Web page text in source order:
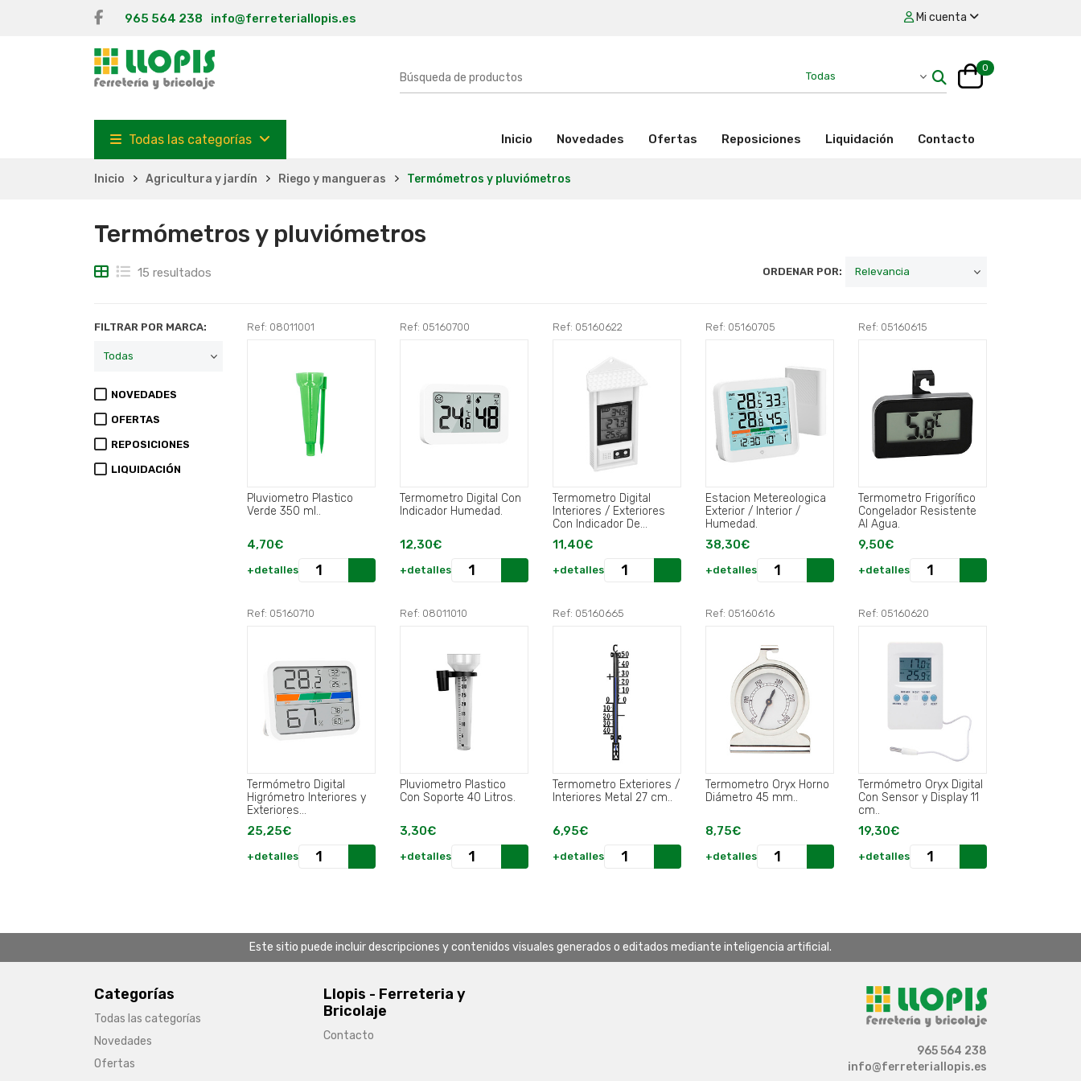
965 564 238 info@ferreteriallopis.es Mi cuenta
0
Todas las categorías Inicio (activo)Novedades Ofertas Reposiciones Liquidación Contacto
Inicio Agricultura y jardín Riego y mangueras Termómetros y pluviómetros
Termómetros y pluviómetros
15 resultados ORDENAR POR:
FILTRAR POR MARCA:
NOVEDADES
OFERTAS
REPOSICIONES
LIQUIDACIÓN
Ref: 08011001
Pluviometro Plastico
Verde 350 ml..
4,70€
+detalles
Ref: 05160700
Termometro Digital Con
Indicador Humedad.
12,30€
+detalles
Ref: 05160622
Termometro Digital
Interiores / Exteriores
Con Indicador De
Temperatura Maxima y
Minima.
11,40€
+detalles
Ref: 05160705
Estacion Metereologica
Exterior / Interior /
Humedad.
38,30€
+detalles
Ref: 05160615
Termometro Frigorífico
Congelador Resistente
Al Agua.
9,50€
+detalles
Ref: 05160710
Termómetro Digital
Higrómetro Interiores y
Exteriores
Minimo/Máximo Con
Indicardor De Humedad.
25,25€
+detalles
Ref: 08011010
Pluviometro Plastico
Con Soporte 40 Litros.
3,30€
+detalles
Ref: 05160665
Termometro Exteriores /
Interiores Metal 27 cm..
6,95€
+detalles
Ref: 05160616
Termometro Oryx Horno
Diámetro 45 mm..
8,75€
+detalles
Ref: 05160620
Termómetro Oryx Digital
Con Sensor y Display 11
cm..
19,30€
+detalles
Este sitio puede incluir descripciones y contenidos visuales generados o editados mediante inteligencia artificial.
Categorías
Todas las categorías
Novedades
Ofertas
Llopis - Ferreteria y
Bricolaje
Contacto
965 564 238
info@ferreteriallopis.es